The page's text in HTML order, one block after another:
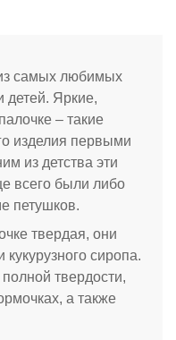
самых любимых
детей. Яркие,
– такие
изделия первыми
из детства эти
всего были либо
петушков.
твердая, они
кукурузного сиропа.
твердости,
а также